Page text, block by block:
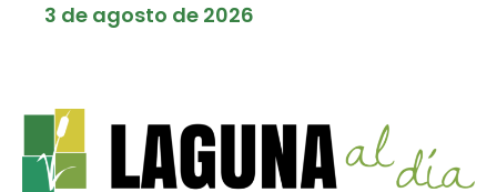
3 de agosto de 2026